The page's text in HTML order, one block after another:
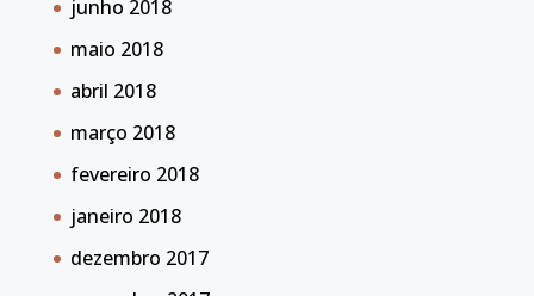
junho 2018
maio 2018
abril 2018
março 2018
fevereiro 2018
janeiro 2018
dezembro 2017